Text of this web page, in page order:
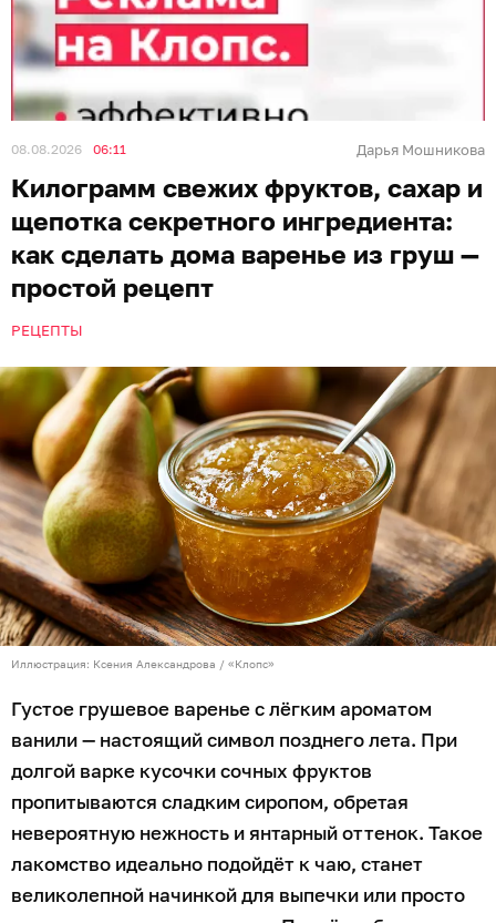
08.08.2026 06:11 Дарья Мошникова
Килограмм свежих фруктов, сахар и
щепотка секретного ингредиента:
как сделать дома варенье из груш —
простой рецепт
РЕЦЕПТЫ
Иллюстрация: Ксения Александрова / «Клопс»
Густое грушевое варенье с лёгким ароматом
ванили — настоящий символ позднего лета. При
долгой варке кусочки сочных фруктов
пропитываются сладким сиропом, обретая
невероятную нежность и янтарный оттенок. Такое
лакомство идеально подойдёт к чаю, станет
великолепной начинкой для выпечки или просто